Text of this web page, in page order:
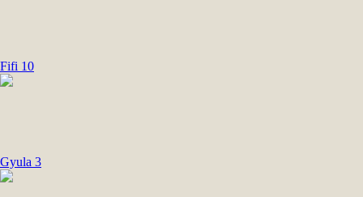
Fifi 10
Gyula 3